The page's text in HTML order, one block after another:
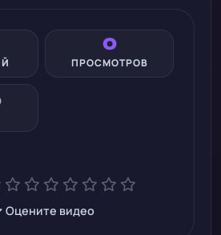
0
ПРОСМОТРОВ
Оцените видео